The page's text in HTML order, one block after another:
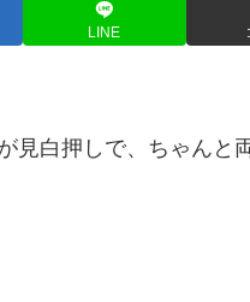
LINE
見白押しで、ちゃんと